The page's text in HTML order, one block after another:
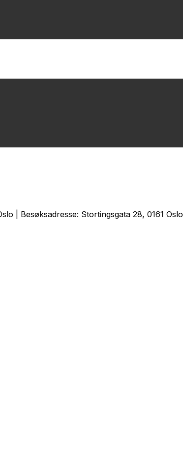
| Besøksadresse: Stortingsgata 28, 0161 Oslo